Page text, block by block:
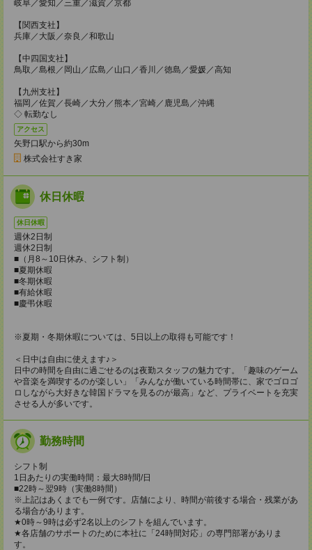
岐阜／愛知／三重／滋賀／京都
【関西支社】
兵庫／大阪／奈良／和歌山
【中四国支社】
鳥取／島根／岡山／広島／山口／香川／徳島／愛媛／高知
【九州支社】
福岡／佐賀／長崎／大分／熊本／宮崎／鹿児島／沖縄
◇ 転勤なし
アクセス
矢野口駅から約30m
株式会社すき家
休日休暇
休日休暇
週休2日制
週休2日制
■（月8～10日休み、シフト制）
■夏期休暇
■冬期休暇
■有給休暇
■慶弔休暇
※夏期・冬期休暇については、5日以上の取得も可能です！
＜日中は自由に使えます♪＞
日中の時間を自由に過ごせるのは夜勤スタッフの魅力です。「趣味のゲーム
や音楽を満喫するのが楽しい」「みんなが働いている時間帯に、家でゴロゴ
ロしながら大好きな韓国ドラマを見るのが最高」など、プライベートを充実
させる人が多いです。
勤務時間
シフト制
1日あたりの実働時間：最大8時間/日
■22時～翌9時（実働8時間）
※上記はあくまでも一例です。店舗により、時間が前後する場合・残業があ
る場合があります。
★0時～9時は必ず2名以上のシフトを組んでいます。
★各店舗のサポートのために本社に「24時間対応」の専門部署がありま
す。